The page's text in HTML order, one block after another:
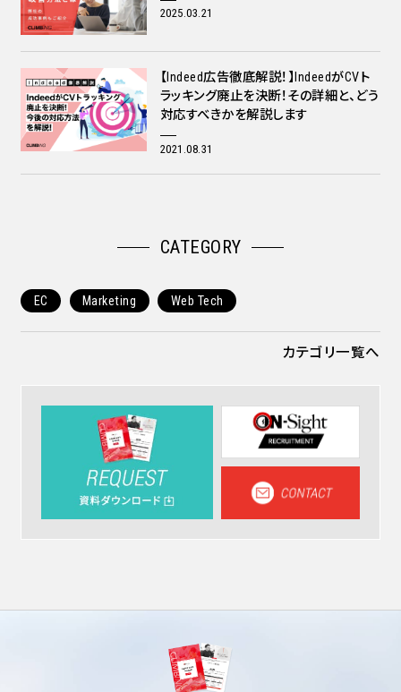
2025.03.21
【Indeed広告徹底解説！】IndeedがCVト
ラッキング廃止を決断！その詳細と、どう
対応すべきかを解説します
2021.08.31
CATEGORY
EC Marketing Web Tech
カテゴリ一覧へ